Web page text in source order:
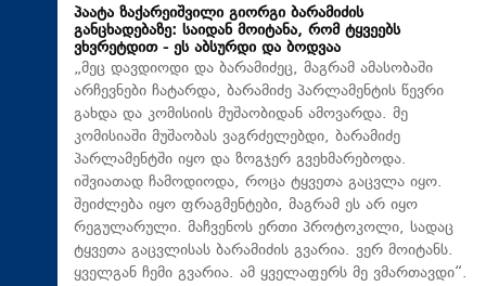
პაატა ზაქარეიშვილი გიორგი ბარამიძის
განცხადებაზე: საიდან მოიტანა, რომ ტყვეებს
ვხვრეტდით - ეს აბსურდი და ბოდვაა
„მეც დავდიოდი და ბარამიძეც, მაგრამ ამასობაში
არჩევნები ჩატარდა, ბარამიძე პარლამენტის წევრი
გახდა და კომისიის მუშაობიდან ამოვარდა. მე
კომისიაში მუშაობას ვაგრძელებდი, ბარამიძე
პარლამენტში იყო და ზოგჯერ გვეხმარებოდა.
იშვიათად ჩამოდიოდა, როცა ტყვეთა გაცვლა იყო.
შეიძლება იყო ფრაგმენტები, მაგრამ ეს არ იყო
რეგულარული. მაჩვენოს ერთი პროტოკოლი, სადაც
ტყვეთა გაცვლისას ბარამიძის გვარია. ვერ მოიტანს.
ყველგან ჩემი გვარია. ამ ყველაფერს მე ვმართავდი“.